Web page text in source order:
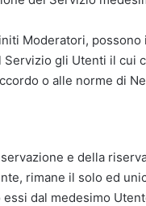
Moderatori,
gli Utenti il cui
o alle norme di
e della
rimane il solo ed
dal medesimo